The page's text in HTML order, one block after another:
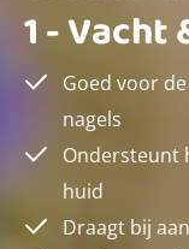
1 - Vacht
Goed voor
nagels
Ondersteunt
huid
Draagt bij